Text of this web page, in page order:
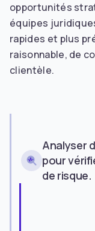
opportunités
équipes
rapides et plus
raisonnable, de
clientèle.
Analyser
pour
de risque.